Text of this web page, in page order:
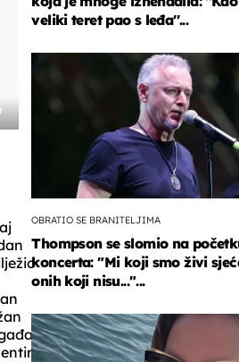
veliki teret pao s leđa''...
OBRATIO SE BRANITELJIMA
Thompson se slomio na
koncerta: "Mi koji smo živi
onih koji nisu..."...